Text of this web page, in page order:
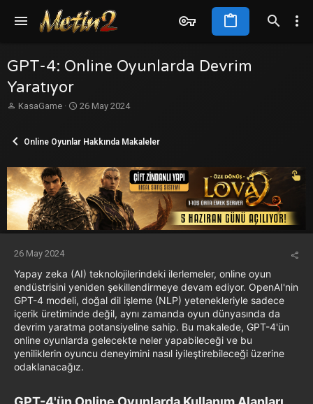
GPT-4: Online Oyunlarda Devrim
Yaratıyor
K
b
y
u
b
ş
l
t
a
KasaGame
B
l
n
g
ı
ç
t
a
h
26 May 2024
Online Oyunlar Hakkında Makaleler
26 May 2024
Yapay zeka (AI) teknolojilerindeki ilerlemeler, online oyun
endüstrisini yeniden şekillendirmeye devam ediyor. OpenAI'nin
GPT-4 modeli, doğal dil işleme (NLP) yetenekleriyle sadece
içerik üretiminde değil, aynı zamanda oyun dünyasında da
devrim yaratma potansiyeline sahip. Bu makalede, GPT-4'ün
online oyunlarda gelecekte neler yapabileceği ve bu
yeniliklerin oyuncu deneyimini nasıl iyileştirebileceği üzerine
odaklanacağız.